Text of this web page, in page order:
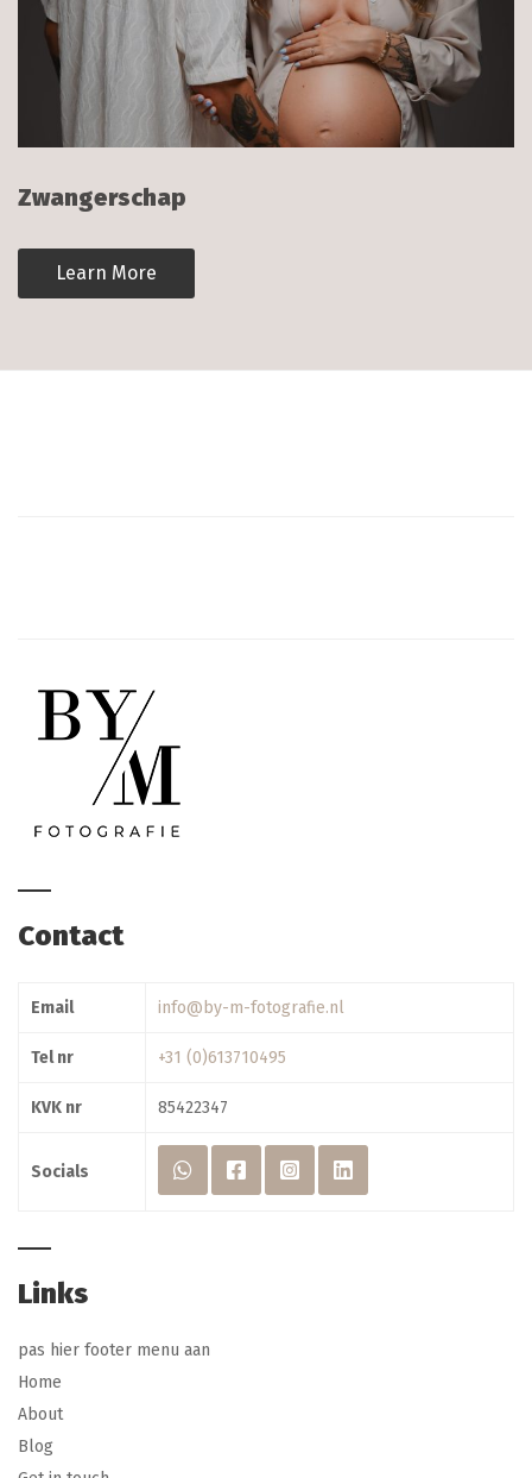
Zwangerschap
Learn More
Contact
Email info@by-m-fotografie.nl
Tel nr +31 (0)613710495
KVK nr 85422347
Socials
Links
pas hier footer menu aan
Home
About
Blog